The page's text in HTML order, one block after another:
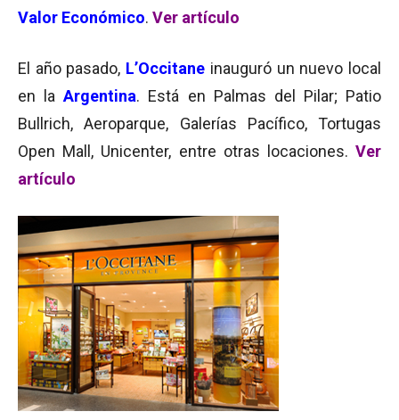
Valor Económico. Ver artículo
El año pasado, L’Occitane inauguró un nuevo local
en laArgentina. Está en Palmas del Pilar; Patio
Bullrich, Aeroparque, Galerías Pacífico, Tortugas
Open Mall, Unicenter, entre otras locaciones. Ver
artículo